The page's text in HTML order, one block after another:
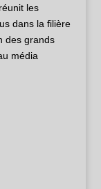
les
dans la filière
des grands
média